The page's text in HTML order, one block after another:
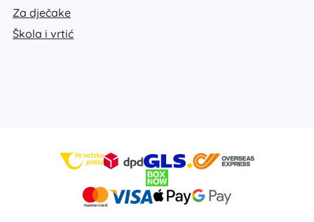
Za dječake
Škola i vrtić